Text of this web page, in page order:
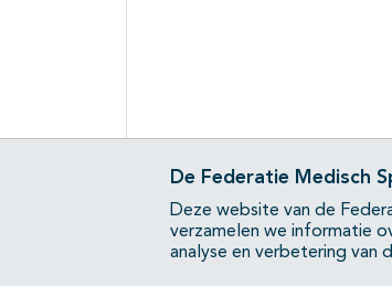
De Federatie Medisch
Deze website van de
verzamelen we informatie
analyse en verbetering van